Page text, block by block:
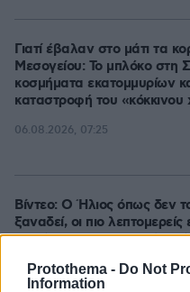
Protothema - Do Not
Information
Γιατί έβαλαν στο μάτι τα
Μεσογείου: Το μπλόκο στη
κοσμήματα εκατομμυρίων
καταστροφή του «κόκκινου
06.08.2026, 07:25
Βίντεο: Ο Ήλιος όπως δεν
ξαναδεί, οι πιο λεπτομερείς
που έχουν καταγραφεί ποτέ
06.08.2026, 07:14